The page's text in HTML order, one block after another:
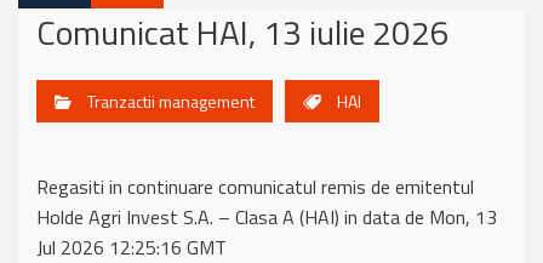
Comunicat HAI, 13 iulie 2026
Tranzactii management HAI
Regasiti in continuare comunicatul remis de emitentul
Holde Agri Invest S.A. – Clasa A (HAI) in data de Mon, 13
Jul 2026 12:25:16 GMT